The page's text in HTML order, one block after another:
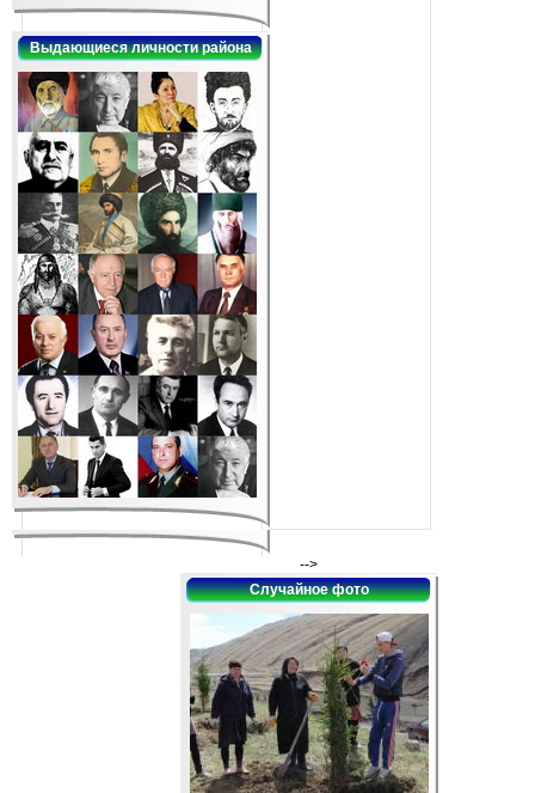
Выдающиеся личности района
-->
Случайное фото